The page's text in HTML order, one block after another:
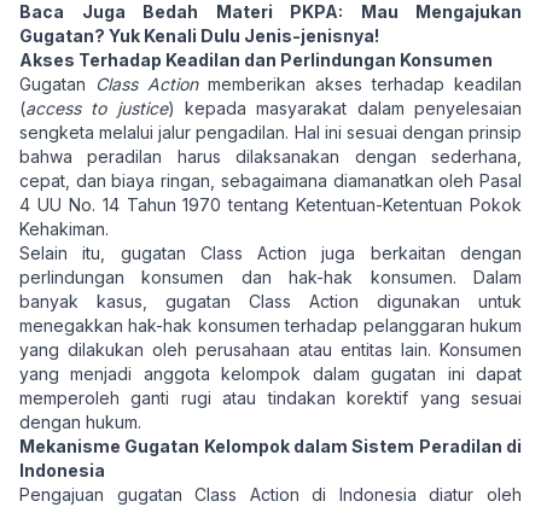
Baca Juga Bedah Materi PKPA: Mau Mengajukan
Gugatan? Yuk Kenali Dulu Jenis-jenisnya!
Akses Terhadap Keadilan dan Perlindungan Konsumen
Gugatan
Class Actionmemberikan akses terhadap keadilan
(access to justice) kepada masyarakat dalam penyelesaian
sengketa melalui jalur pengadilan. Hal ini sesuai dengan prinsip
bahwa peradilan harus dilaksanakan dengan sederhana,
cepat, dan biaya ringan, sebagaimana diamanatkan oleh Pasal
4 UU No. 14 Tahun 1970 tentang Ketentuan-Ketentuan Pokok
Kehakiman.
Selain itu, gugatan Class Action juga berkaitan dengan
perlindungan konsumen dan hak-hak konsumen. Dalam
banyak kasus, gugatan Class Action digunakan untuk
menegakkan hak-hak konsumen terhadap pelanggaran hukum
yang dilakukan oleh perusahaan atau entitas lain. Konsumen
yang menjadi anggota kelompok dalam gugatan ini dapat
memperoleh ganti rugi atau tindakan korektif yang sesuai
dengan hukum.
Mekanisme Gugatan Kelompok dalam Sistem Peradilan di
Indonesia
Pengajuan gugatan Class Action di Indonesia diatur oleh